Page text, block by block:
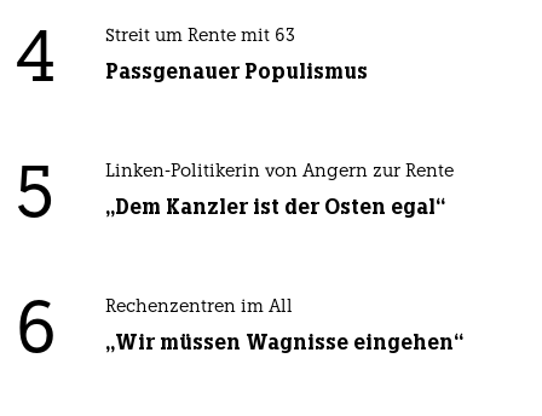
4 Streit um Rente mit 63
Passgenauer Populismus
5 Linken-Politikerin von Angern zur Rente
„Dem Kanzler ist der Osten egal“
6 Rechenzentren im All
„Wir müssen Wagnisse eingehen“